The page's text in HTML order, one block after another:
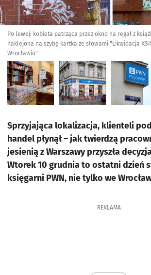
Po lewej: kobieta patrząca przez okno na regał z
naklejona na szybę kartka ze słowami "Likwidacja
Wrocławiu"
Sprzyjająca lokalizacja, klienteli
handel płynął – jak twierdzą
jesienią z Warszawy przyszła
Wtorek 10 grudnia to ostatni dzień
księgarni PWN, nie tylko we
REKLAMA